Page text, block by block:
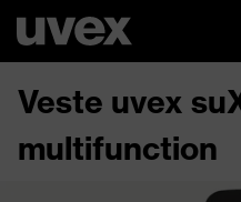
Veste uvex
multifunction